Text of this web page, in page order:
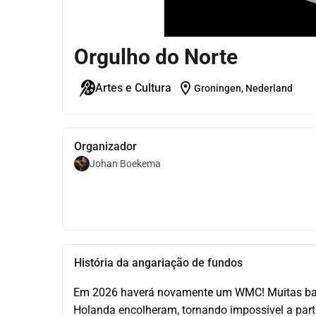
Orgulho do Norte
Artes e Cultura location_on Groningen, Nederland
Organizador
Johan Boekema
História da angariação de fundos
Em 2026 haverá novamente um WMC! Muitas
Holanda encolheram, tornando impossível a